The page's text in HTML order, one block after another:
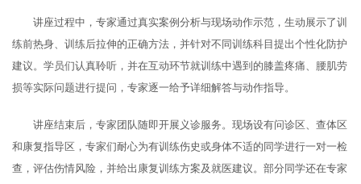
讲座过程中，专家通过真实案例分析与现场动作示范，生动展示了训
练前热身、训练后拉伸的正确方法，并针对不同训练科目提出个性化防护
建议。学员们认真聆听，并在互动环节就训练中遇到的膝盖疼痛、腰肌劳
损等实际问题进行提问，专家逐一给予详细解答与动作指导。
讲座结束后，专家团队随即开展义诊服务。现场设有问诊区、查体区
和康复指导区，专家们耐心为有训练伤史或身体不适的同学进行一对一检
查，评估伤情风险，并给出康复训练方案及就医建议。部分同学还在专家